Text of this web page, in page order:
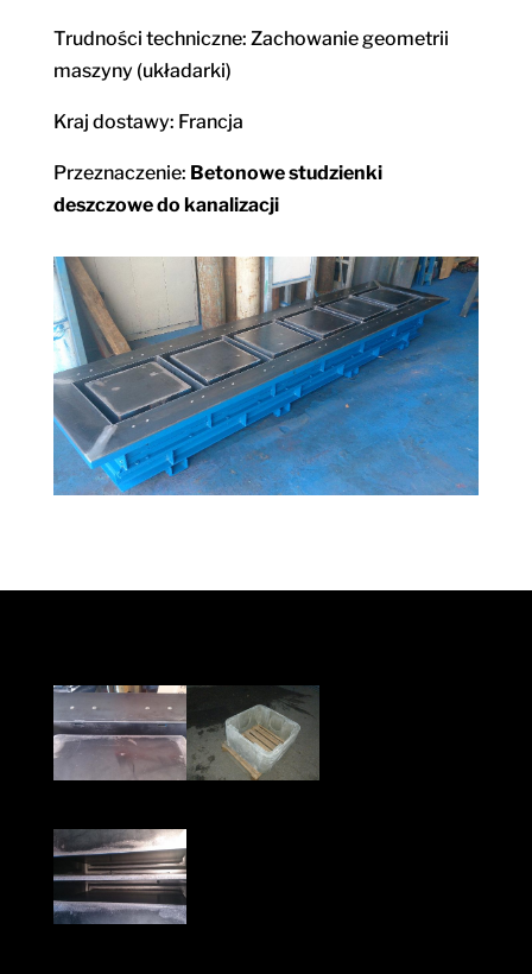
Trudności techniczne: Zachowanie geometrii
maszyny (układarki)
Kraj dostawy: Francja
Przeznaczenie: Betonowe studzienki
deszczowe do kanalizacji